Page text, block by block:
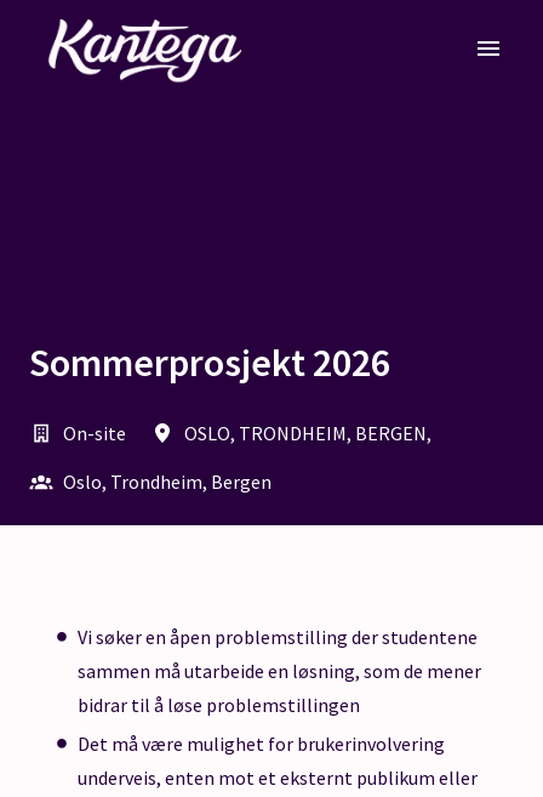
contentHomepage
Sommerprosjekt 2026
On-site OSLO, TRONDHEIM, BERGEN,
Oslo, Trondheim, Bergen
Vi søker en åpen problemstilling der studentene
sammen må utarbeide en løsning, som de mener
bidrar til å løse problemstillingen
Det må være mulighet for brukerinvolvering
underveis, enten mot et eksternt publikum eller